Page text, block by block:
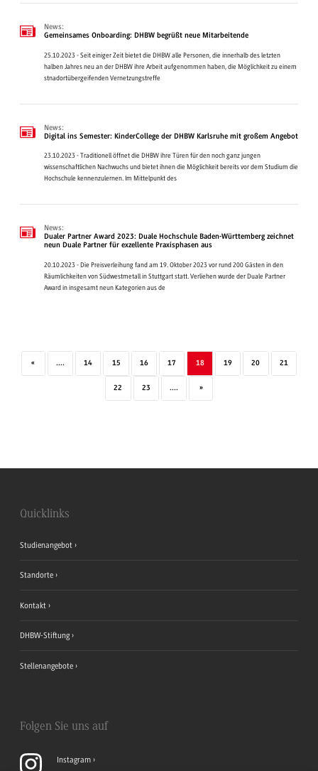
News:
Gemeinsames Onboarding: DHBW begrüßt neue Mitarbeitende
25.10.2023 - Seit einiger Zeit bietet die DHBW alle Personen, die innerhalb des letzten
halben Jahres neu an der DHBW ihre Arbeit aufgenommen haben, die Möglichkeit zu einem
stnadortübergeifenden Vernetzungstreffe
News:
Digital ins Semester: KinderCollege der DHBW Karlsruhe mit großem Angebot
23.10.2023 - Traditionell öffnet die DHBW ihre Türen für den noch ganz jungen
wissenschaftlichen Nachwuchs und bietet ihnen die Möglichkeit bereits vor dem Studium die
Hochschule kennenzulernen. Im Mittelpunkt des
News:
Dualer Partner Award 2023: Duale Hochschule Baden-Württemberg zeichnet
neun Duale Partner für exzellente Praxisphasen aus
20.10.2023 - Die Preisverleihung fand am 19. Oktober 2023 vor rund 200 Gästen in den
Räumlichkeiten von Südwestmetall in Stuttgart statt. Verliehen wurde der Duale Partner
Award in insgesamt neun Kategorien aus de
« .... 14 15 16 17 18 19 20 21
22 23 .... »
Quicklinks
Studienangebot
Standorte
Kontakt
DHBW-Stiftung
Stellenangebote
Folgen Sie uns auf
Instagram